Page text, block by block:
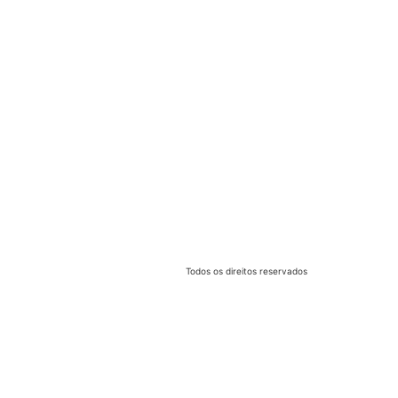
Todos os direitos reservados